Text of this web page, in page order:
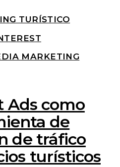
TURÍSTICO
MARKETING
Ads como
de
de tráfico
turísticos